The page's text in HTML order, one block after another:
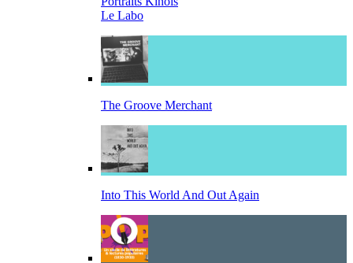
Le Labo
The Groove Merchant
Into This World And Out Again